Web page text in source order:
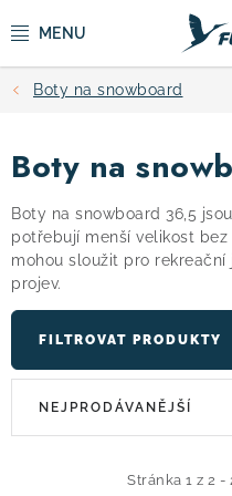
na
CYKLISTIKA
ZIMNÍ SPORTY
KOLOBĚŽKY
OBLEČENÍ A BOTY
DOPLŇKY
CAMPING
VÝPRODEJ
Boty na snowboard
Boty na
Boty na snowboard 36,5
potřebují menší velikost
mohou sloužit pro
projev.
FILTROVAT PRODUKTY
V
Stránka1 z2 -
Ř
NEJPRODÁVANĚJŠÍ